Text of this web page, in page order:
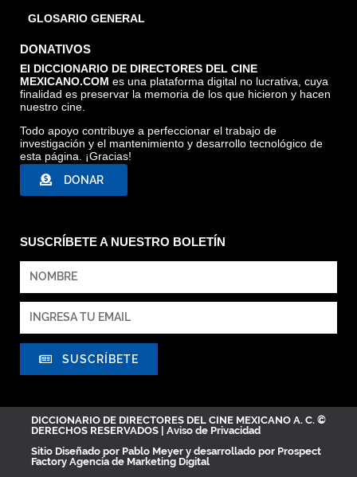
GLOSARIO GENERAL
DONATIVOS
El DICCIONARIO DE DIRECTORES DEL CINE
MEXICANO.COM es una plataforma digital no lucrativa, cuya
finalidad es preservar la memoria de los que hicieron y hacen
nuestro cine.
Todo apoyo contribuye a perfeccionar el trabajo de
investigación y el mantenimiento y desarrollo tecnológico de
esta página. ¡Gracias!
DONAR
SUSCRÍBETE A NUESTRO BOLETÍN
SUSCRÍBETE
DICCIONARIO DE DIRECTORES DEL CINE MEXICANO A. C. ©
DERECHOS RESERVADOS | Aviso de Privacidad
Sitio Diseñado por Pablo Meyer y desarrollado por Prospect
Factory Agencia de Marketing Digital